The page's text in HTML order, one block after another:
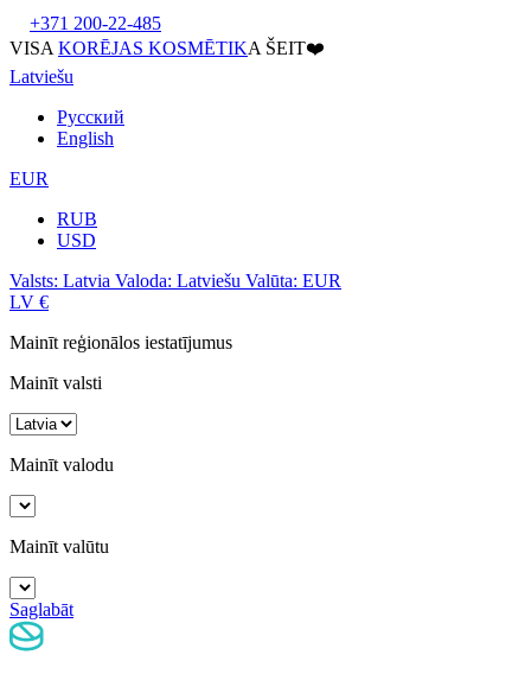
+371 200-22-485
VISA KORĒJAS KOSMĒTIKA ŠEIT❤️
Latviešu
Русский
English
EUR
RUB
USD
Valsts: Latvia Valoda: Latviešu Valūta: EUR
LV €
Mainīt reģionālos iestatījumus
Mainīt valsti
Mainīt valodu
Mainīt valūtu
Saglabāt